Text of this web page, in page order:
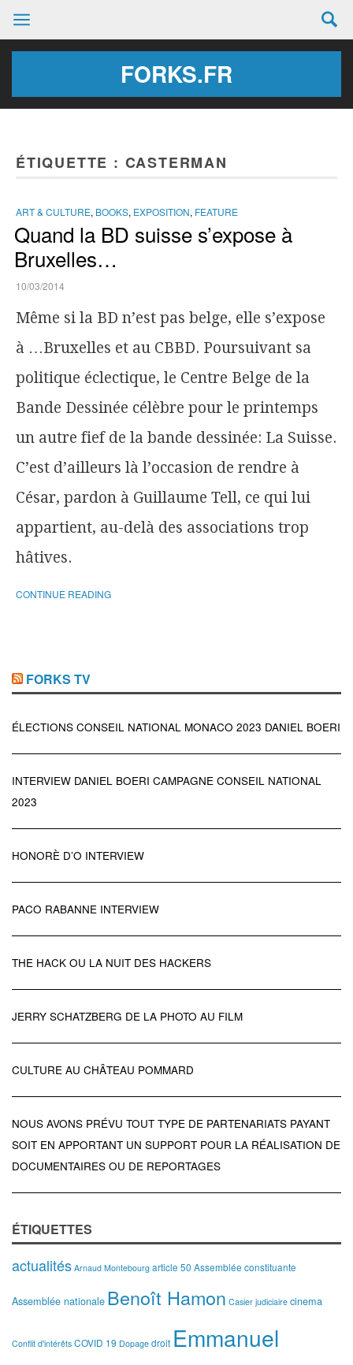
FORKS.FR
ÉTIQUETTE : CASTERMAN
ART & CULTURE, BOOKS, EXPOSITION, FEATURE
Quand la BD suisse s’expose à
Bruxelles…
10/03/2014
Même si la BD n’est pas belge, elle s’expose
à …Bruxelles et au CBBD. Poursuivant sa
politique éclectique, le Centre Belge de la
Bande Dessinée célèbre pour le printemps
un autre fief de la bande dessinée: La Suisse.
C’est d’ailleurs là l’occasion de rendre à
César, pardon à Guillaume Tell, ce qui lui
appartient, au-delà des associations trop
hâtives.
CONTINUE READING
FORKS TV
ÉLECTIONS CONSEIL NATIONAL MONACO 2023 DANIEL BOERI
INTERVIEW DANIEL BOERI CAMPAGNE CONSEIL NATIONAL
2023
HONORÈ D’O INTERVIEW
PACO RABANNE INTERVIEW
THE HACK OU LA NUIT DES HACKERS
JERRY SCHATZBERG DE LA PHOTO AU FILM
CULTURE AU CHÂTEAU POMMARD
NOUS AVONS PRÉVU TOUT TYPE DE PARTENARIATS PAYANT
SOIT EN APPORTANT UN SUPPORT POUR LA RÉALISATION DE
DOCUMENTAIRES OU DE REPORTAGES
ÉTIQUETTES
actualités Arnaud Montebourg article 50 Assemblée constituante
Assemblée nationale Benoît Hamon Casier judiciaire cinema
Conflit d'intérêts COVID 19 Dopage droit Emmanuel